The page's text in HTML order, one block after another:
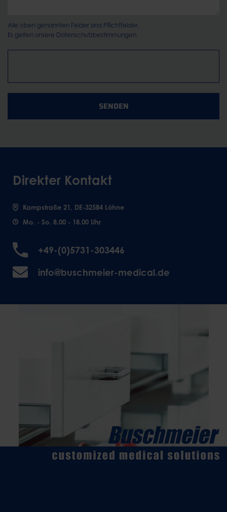
Alle oben genannten Felder sind Pflichtfelder.
Es gelten unsere Datenschutzbestimmungen.
SENDEN
Direkter Kontakt
Kampstraße 21, DE-32584 Löhne
Mo. - So. 8.00 - 18.00 Uhr
+49-(0)5731-303446
info@buschmeier-medical.de